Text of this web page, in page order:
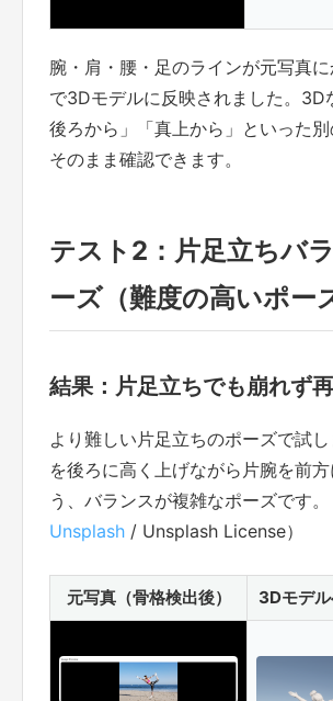
腕・肩・腰・足のラインが元写真
で3Dモデルに反映されました。3D
後ろから」「真上から」といった
そのまま確認できます。
テスト2：片足立ちバ
ーズ（難度の高いポー
結果：片足立ちでも崩れず
より難しい片足立ちのポーズで試
を後ろに高く上げながら片腕を前
う、バランスが複雑なポーズです。
Unsplash / Unsplash License）
元写真（骨格検出後） 3Dモデ